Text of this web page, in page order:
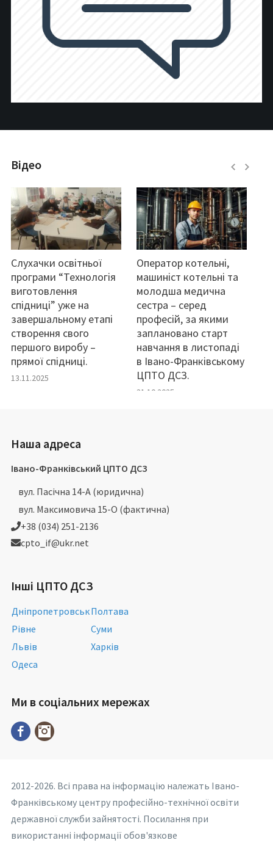
Відео
Слухачки освітньої
програми “Технологія
виготовлення
спідниці” уже на
завершальному етапі
створення свого
першого виробу –
прямої спідниці.
13.11.2025
Оператор котельні,
машиніст котельні та
молодша медична
сестра – серед
професій, за якими
заплановано старт
навчання в листопаді
в Івано-Франківському
ЦПТО ДСЗ.
31.10.2025
Наша адреса
Івано-Франківський ЦПТО ДСЗ
вул. Пасічна 14-А (юридична)
вул. Максимовича 15-О (фактична)
+38 (034) 251-2136
cpto_if@ukr.net
Інші ЦПТО ДСЗ
ДніпропетровськПолтава
Рівне
Суми
Львів
Харків
Одеса
Ми в соціальних мережах
2012-2026. Всі права на інформацію належать Івано-
Франківському центру професійно-технічної освіти
державної служби зайнятості. Посилання при
використанні інформації обов'язкове